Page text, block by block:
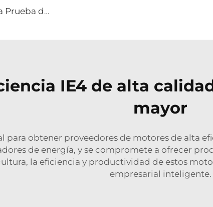
Motores Asíncronos Trifásicos a Prueba de Explosión por Polvo Serie YFB3
IE4 de alta
mayor
para obtener proveedores de motores de alta
de energía, y se compromete a ofrecer
la eficiencia y productividad de estos
empresarial inteligente.